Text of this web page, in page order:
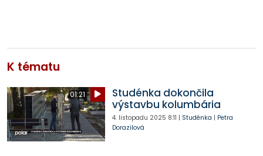
K tématu
01:21
Studénka dokončila
výstavbu kolumbária
4. listopadu 2025 8:11 | Studénka | Petra
Dorazilová